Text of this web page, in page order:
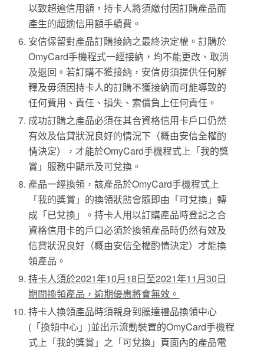
以致超逾信用額，持卡人將須繳付因訂購產品而
產生的超逾信用額手續費。
安信保留對產品訂購接納之最終決定權。訂購於
OmyCard手機程式一經接納，均不能更改、取消
及退回。若訂購不獲接納，安信毋須提供任何解
釋及毋須因持卡人的訂購不獲接納而可能導致的
任何費用、責任、損失、索償負上任何責任。
成功訂購之產品必須在其合資格信用卡戶口仍然
有效及信貸狀況良好的情況下（概由安信全權酌
情決定），才能於OmyCard手機程式上「我的獎
賞」服務中顯示及可兌換。
產品一經換領，該產品於OmyCard手機程式上
「我的獎賞」的換領狀態會隨即由「可兌換」轉
成「已兌換」。持卡人用以訂購產品時登記之合
資格信用卡的戶口必須於換領產品時仍然有效及
信貸狀況良好（概由安信全權酌情決定）才能換
領產品。
持卡人須於2021年10月18日至2021年11月30日
期間換領產品，逾期優惠將會無效。
持卡人換領產品時須親身到騰達禮品換領中心
(「換領中心」)並出示流動裝置的OmyCard手機程
式上「我的獎賞」之「可兌換」頁面內的產品電